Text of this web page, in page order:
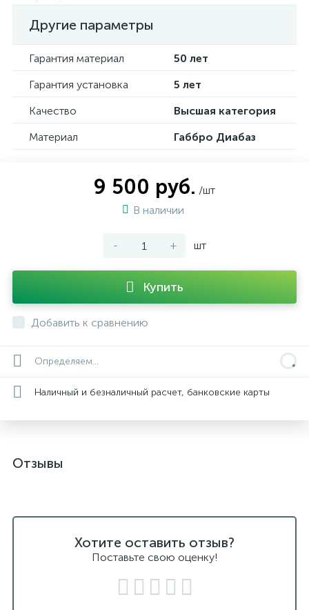
Другие параметры
Гарантия материал
50 лет
Гарантия установка
5 лет
Качество
Высшая категория
Материал
Габбро Диабаз
9 500 руб. /шт
В наличии
- + шт
Купить
Добавить к сравнению
Определяем...
Наличный и безналичный расчет, банковские карты
Отзывы
Хотите оставить отзыв?
Поставьте свою оценку!